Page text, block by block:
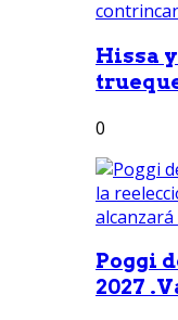
Hissa
0
Poggi
2027